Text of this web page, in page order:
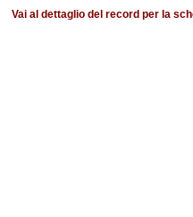
Vai al dettaglio del record per la